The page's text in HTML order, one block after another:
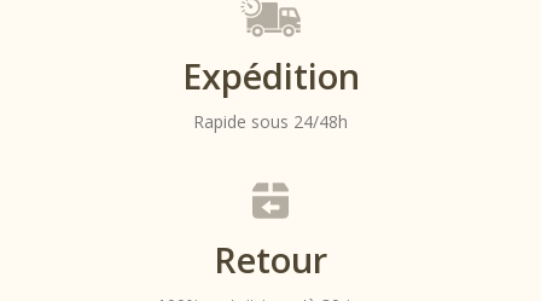
Expédition
Rapide sous 24/48h
Retour